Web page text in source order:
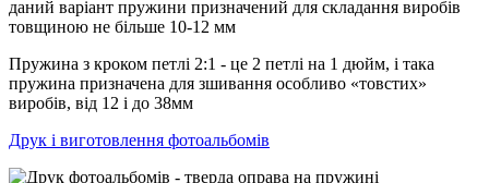
даний варіант пружини призначений для складання виробів
товщиною не більше 10-12 мм
Пружина з кроком петлі 2:1 - це 2 петлі на 1 дюйм, і така
пружина призначена для зшивання особливо «товстих»
виробів, від 12 і до 38мм
Друк і виготовлення фотоальбомів